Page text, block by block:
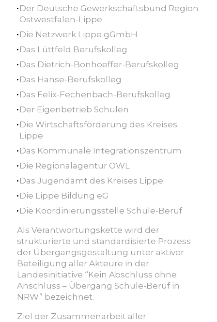
Der Deutsche Gewerkschaftsbund Region
Ostwestfalen-Lippe
Die Netzwerk Lippe gGmbH
Das Lüttfeld Berufskolleg
Das Dietrich-Bonhoeffer-Berufskolleg
Das Hanse-Berufskolleg
Das Felix-Fechenbach-Berufskolleg
Der Eigenbetrieb Schulen
Die Wirtschaftsförderung des Kreises
Lippe
Das Kommunale Integrationszentrum
Die Regionalagentur OWL
Das Jugendamt des Kreises Lippe
Die Lippe Bildung eG
Die Koordinierungsstelle Schule-Beruf
Als Verantwortungskette wird der
strukturierte und standardisierte Prozess
der Übergangsgestaltung unter aktiver
Beteiligung aller Akteure in der
Landesinitiative “Kein Abschluss ohne
Anschluss – Übergang Schule-Beruf in
NRW” bezeichnet.
Ziel der Zusammenarbeit aller